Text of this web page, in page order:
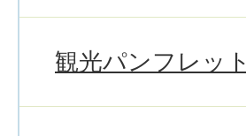
観光パンフレット